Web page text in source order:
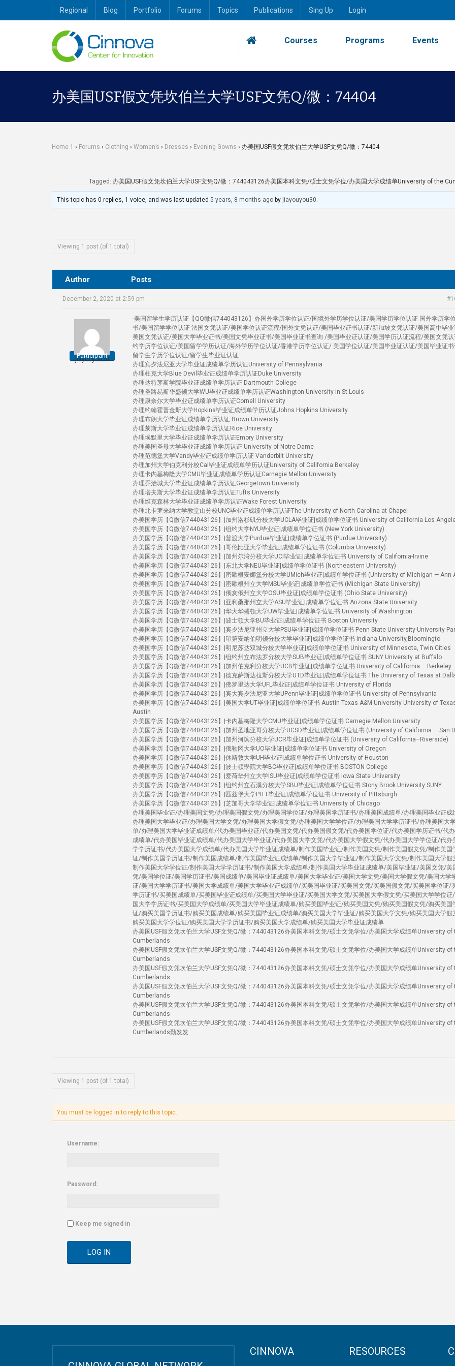
Regional Blog Portfolio Forums Topics Publications Sing Up Login
Courses Programs Events
办美国USF假文凭坎伯兰大学USF文凭Q/微：74404
Home 1 › Forums › Clothing › Women’s › Dresses › Evening Gowns › 办美国USF假文凭坎伯兰大学USF文凭Q/微：74404
Tagged: 办美国USF假文凭坎伯兰大学USF文凭Q/微：744043126办美国本科文凭/硕士文凭学位/办美国大学成绩单University of the
This topic has 0 replies, 1 voice, and was last updated5 years, 8 months ago by jiayouyou30.
Viewing 1 post (of 1 total)
Author Posts
December 2, 2020 at 2:59 pm
jiayouyou30
Participant
-美国留学生学历认证【QQ微信744043126】办国外学历学位认证/国境外学历学位认证/美国学历学位认证 国外学历学
书/美国留学学位认证 法国文凭认证/美国学位认证流程/国外文凭认证/美国毕业证书认证/新加坡文凭认证/美国高中毕
美国文凭认证/美国大学毕业证书/美国文凭毕业证书/美国毕业证书查询 /美国毕业证认证/美国学历认证流程/美国文凭认
约学历学位认证/美国留学学历认证/海外学历学位认证/香港学历学位认证/ 美国学位认证/美国毕业证认证/美国毕业证
留学生学历学位认证/留学生毕业证认证
办理宾夕法尼亚大学毕业证成绩单学历认证University of Pennsylvania
办理杜克大学Blue Devil毕业证成绩单学历认证Duke University
办理达特茅斯学院毕业证成绩单学历认证 Dartmouth College
办理圣路易斯华盛顿大学WU毕业证成绩单学历认证Washington University in St Louis
办理康奈尔大学毕业证成绩单学历认证Cornell University
办理约翰霍普金斯大学Hopkins毕业证成绩单学历认证Johns Hopkins University
办理布朗大学毕业证成绩单学历认证 Brown University
办理莱斯大学毕业证成绩单学历认证Rice University
办理埃默里大学毕业证成绩单学历认证Emory University
办理美国圣母大学毕业证成绩单学历认证 University of Notre Dame
办理范德堡大学Vandy毕业证成绩单学历认证 Vanderbilt University
办理加州大学伯克利分校Cal毕业证成绩单学历认证University of California Berkeley
办理卡内基梅隆大学CMU毕业证成绩单学历认证Carnegie Mellon University
办理乔治城大学毕业证成绩单学历认证Georgetown University
办理塔夫斯大学毕业证成绩单学历认证Tufts University
办理维克森林大学毕业证成绩单学历认证Wake Forest University
办理北卡罗来纳大学教堂山分校UNC毕业证成绩单学历认证The University of North Carolina at Chapel
办美国学历【Q微信744043126】|加州洛杉矶分校大学UCLA毕业证|成绩单学位证书 University of California Los
办美国学历【Q微信744043126】|纽约大学NYU毕业证|成绩单学位证书 (New York University)
办美国学历【Q微信744043126】|普渡大学Purdue毕业证|成绩单学位证书 (Purdue University)
办美国学历【Q微信744043126】|哥伦比亚大学毕业证|成绩单学位证书 (Columbia University)
办美国学历【Q微信744043126】|加州尔湾分校大学UCI毕业证|成绩单学位证书 University of California-Irvine
办美国学历【Q微信744043126】|东北大学NEU毕业证|成绩单学位证书 (Northeastern University)
办美国学历【Q微信744043126】|密歇根安娜堡分校大学UMich毕业证|成绩单学位证书 (University of Michigan — Ann
办美国学历【Q微信744043126】|密歇根州立大学MSU毕业证|成绩单学位证书 (Michigan State University)
办美国学历【Q微信744043126】|俄亥俄州立大学OSU毕业证|成绩单学位证书 (Ohio State University)
办美国学历【Q微信744043126】|亚利桑那州立大学ASU毕业证|成绩单学位证书 Arizona State University
办美国学历【Q微信744043126】|华大华盛顿大学UW毕业证|成绩单学位证书 University of Washington
办美国学历【Q微信744043126】|波士顿大学BU毕业证|成绩单学位证书 Boston University
办美国学历【Q微信744043126】|宾夕法尼亚州立大学PSU毕业证|成绩单学位证书 Penn State University-University
办美国学历【Q微信744043126】|印第安纳伯明顿分校大学毕业证|成绩单学位证书 Indiana University,Bloomingto
办美国学历【Q微信744043126】|明尼苏达双城分校大学毕业证|成绩单学位证书 University of Minnesota, Twin Cities
办美国学历【Q微信744043126】|纽约州立布法罗分校大学SUB毕业证|成绩单学位证书 SUNY University at Buffalo
办美国学历【Q微信744043126】|加州伯克利分校大学UCB毕业证|成绩单学位证书 University of California – Berkeley
办美国学历【Q微信744043126】|德克萨斯达拉斯分校大学UTD毕业证|成绩单学位证书 The University of Texas at
办美国学历【Q微信744043126】|佛罗里达大学UFL毕业证|成绩单学位证书 University of Florida
办美国学历【Q微信744043126】|宾大宾夕法尼亚大学UPenn毕业证|成绩单学位证书 University of Pennsylvania
办美国学历【Q微信744043126】|美国大学UT毕业证|成绩单学位证书 Austin Texas A&M University University of
Austin
办美国学历【Q微信744043126】|卡内基梅隆大学CMU毕业证|成绩单学位证书 Carnegie Mellon University
办美国学历【Q微信744043126】|加州圣地亚哥分校大学UCSD毕业证|成绩单学位证书 (University of California — San
办美国学历【Q微信744043126】|加州河滨分校大学UCR毕业证|成绩单学位证书 (University of California–Riverside)
办美国学历【Q微信744043126】|俄勒冈大学UO毕业证|成绩单学位证书 University of Oregon
办美国学历【Q微信744043126】|休斯敦大学UH毕业证|成绩单学位证书 University of Houston
办美国学历【Q微信744043126】|波士顿學院大学BC毕业证|成绩单学位证书 BOSTON College
办美国学历【Q微信744043126】|爱荷华州立大学ISU毕业证|成绩单学位证书 Iowa State University
办美国学历【Q微信744043126】|纽约州立石溪分校大学SBU毕业证|成绩单学位证书 Stony Brook University SUNY
办美国学历【Q微信744043126】|匹兹堡大学PITT毕业证|成绩单学位证书 University of Pittsburgh
办美国学历【Q微信744043126】|芝加哥大学毕业证|成绩单学位证书 University of Chicago
办理美国毕业证/办理美国文凭/办理美国假文凭/办理美国学位证/办理美国学历证书/办理美国成绩单/办理美国毕业证成
办理美国大学毕业证/办理美国大学文凭/办理美国大学假文凭/办理美国大学学位证/办理美国大学学历证书/办理美国大
单/办理美国大学毕业证成绩单/代办美国毕业证/代办美国文凭/代办美国假文凭/代办美国学位证/代办美国学历证书/代
成绩单/代办美国毕业证成绩单/代办美国大学毕业证/代办美国大学文凭/代办美国大学假文凭/代办美国大学学位证/代办
学学历证书/代办美国大学成绩单/代办美国大学毕业证成绩单/制作美国毕业证/制作美国文凭/制作美国假文凭/制作美国
证/制作美国学历证书/制作美国成绩单/制作美国毕业证成绩单/制作美国大学毕业证/制作美国大学文凭/制作美国大学假
制作美国大学学位证/制作美国大学学历证书/制作美国大学成绩单/制作美国大学毕业证成绩单/美国毕业证/美国文凭/美
凭/美国学位证/美国学历证书/美国成绩单/美国毕业证成绩单/美国大学毕业证/美国大学文凭/美国大学假文凭/美国大学
证/美国大学学历证书/美国大学成绩单/美国大学毕业证成绩单/买美国毕业证/买美国文凭/买美国假文凭/买美国学位证/
学历证书/买美国成绩单/买美国毕业证成绩单/买美国大学毕业证/买美国大学文凭/买美国大学假文凭/买美国大学学位证
国大学学历证书/买美国大学成绩单/买美国大学毕业证成绩单/购买美国毕业证/购买美国文凭/购买美国假文凭/购买美国
证/购买美国学历证书/购买美国成绩单/购买美国毕业证成绩单/购买美国大学毕业证/购买美国大学文凭/购买美国大学假
购买美国大学学位证/购买美国大学学历证书/购买美国大学成绩单/购买美国大学毕业证成绩单
办美国USF假文凭坎伯兰大学USF文凭Q/微：744043126办美国本科文凭/硕士文凭学位/办美国大学成绩单University of
Cumberlands
办美国USF假文凭坎伯兰大学USF文凭Q/微：744043126办美国本科文凭/硕士文凭学位/办美国大学成绩单University of
Cumberlands
办美国USF假文凭坎伯兰大学USF文凭Q/微：744043126办美国本科文凭/硕士文凭学位/办美国大学成绩单University of
Cumberlands
办美国USF假文凭坎伯兰大学USF文凭Q/微：744043126办美国本科文凭/硕士文凭学位/办美国大学成绩单University of
Cumberlands
办美国USF假文凭坎伯兰大学USF文凭Q/微：744043126办美国本科文凭/硕士文凭学位/办美国大学成绩单University of
Cumberlands
办美国USF假文凭坎伯兰大学USF文凭Q/微：744043126办美国本科文凭/硕士文凭学位/办美国大学成绩单University of
Cumberlands勤发发
Viewing 1 post (of 1 total)
You must be logged in to reply to this topic.
Username:
Password:
Keep me signed in
LOG IN
CINNOVA RESOURCES